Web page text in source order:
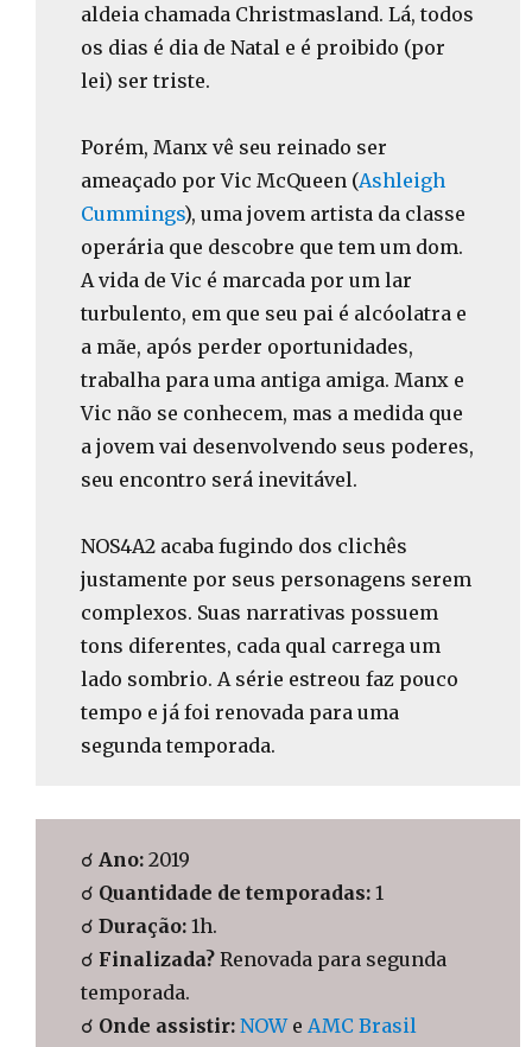
aldeia chamada Christmasland. Lá, todos
os dias é dia de Natal e é proibido (por
lei) ser triste.
Porém, Manx vê seu reinado ser
ameaçado por Vic McQueen (Ashleigh
Cummings), uma jovem artista da classe
operária que descobre que tem um dom.
A vida de Vic é marcada por um lar
turbulento, em que seu pai é alcóolatra e
a mãe, após perder oportunidades,
trabalha para uma antiga amiga. Manx e
Vic não se conhecem, mas a medida que
a jovem vai desenvolvendo seus poderes,
seu encontro será inevitável.
NOS4A2 acaba fugindo dos clichês
justamente por seus personagens serem
complexos. Suas narrativas possuem
tons diferentes, cada qual carrega um
lado sombrio. A série estreou faz pouco
tempo e já foi renovada para uma
segunda temporada.
☌ Ano: 2019
☌ Quantidade de temporadas: 1
☌ Duração: 1h.
☌ Finalizada? Renovada para segunda
temporada.
☌ Onde assistir: NOWe AMC Brasil